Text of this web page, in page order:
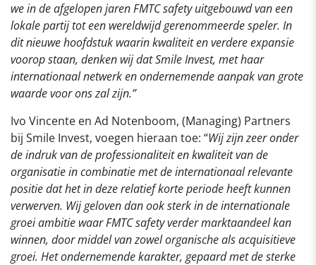
we in de afgelopen jaren FMTC safety uitgebouwd van een
lokale partij tot een wereldwijd gerenommeerde speler. In
dit nieuwe hoofdstuk waarin kwaliteit en verdere expansie
voorop staan, denken wij dat Smile Invest, met haar
internationaal netwerk en ondernemende aanpak van grote
waarde voor ons zal zijn.”
Ivo Vincente en Ad Notenboom, (Managing) Partners
bij Smile Invest, voegen hieraan toe: “Wij zijn zeer onder
de indruk van de professionaliteit en kwaliteit van de
organisatie in combinatie met de internationaal relevante
positie dat het in deze relatief korte periode heeft kunnen
verwerven. Wij geloven dan ook sterk in de internationale
groei ambitie waar FMTC safety verder marktaandeel kan
winnen, door middel van zowel organische als acquisitieve
groei. Het ondernemende karakter, gepaard met de sterke